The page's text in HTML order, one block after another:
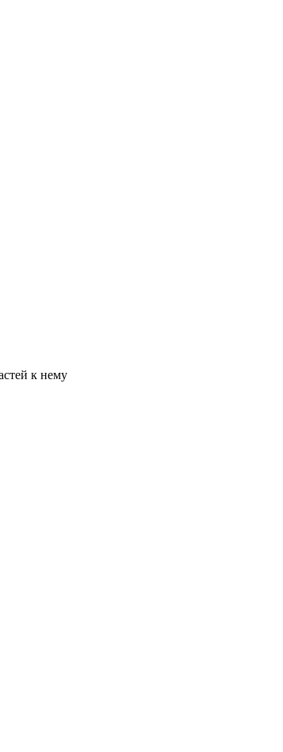
к нему